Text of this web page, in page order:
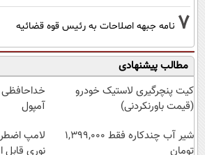
7 نامه جبهه اصلاحات به رئیس قوه قضائیه
مطالب پیشنهادی
کیت پنچرگیری لاستیک خودرو
(قیمت باورنکردنی)
خداحافظی
آمپول
شیر آب چندکاره فقط 1,399,000
تومان
لامپ
نوری قابل